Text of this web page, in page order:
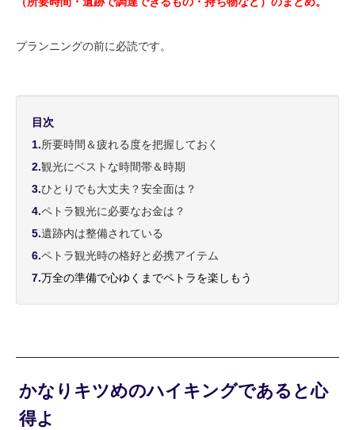
プランニングの前に必読です。
目次
1.所要時間＆疲れる度を把握しておく
2.観光にベストな時間帯＆時期
3.ひとりでも大丈夫？安全面は？
4.ペトラ観光に必要なお金は？
5.遺跡内は整備されている
6.ペトラ観光時の格好と必携アイテム
7.万全の準備で心ゆくまでペトラを楽しもう
かなりキツめのハイキングであると心
得よ